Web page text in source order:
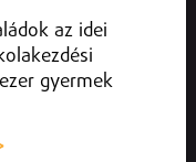
az idei
gyermek